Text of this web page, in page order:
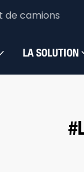
de camions
LA SOLUTION